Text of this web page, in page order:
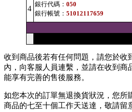
4
銀行代碼： 050
銀行帳號： 51012117659
收到商品後若有任何問題，請您於收
內，向客服人員連繫，並請在收到商
能享有完善的售後服務。
如您本次的訂單無退換貨狀況，您所
商品的七至十個工作天送達，敬請留